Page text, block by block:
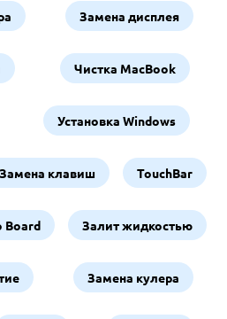
Замена дисплея
Чистка MacBook
Установка Windows
Замена клавиш TouchBar
Board Залит жидкостью
Замена кулера